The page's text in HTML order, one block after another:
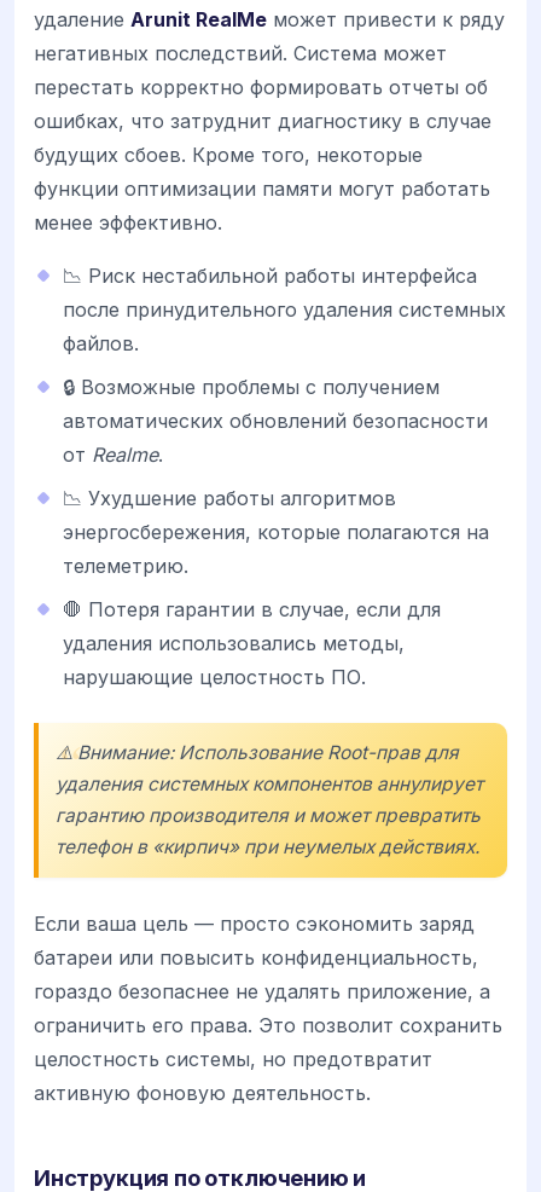
удаление Arunit RealMe может привести к ряду
негативных последствий. Система может
перестать корректно формировать отчеты об
ошибках, что затруднит диагностику в случае
будущих сбоев. Кроме того, некоторые
функции оптимизации памяти могут работать
менее эффективно.
📉 Риск нестабильной работы интерфейса
после принудительного удаления системных
файлов.
🔒 Возможные проблемы с получением
автоматических обновлений безопасности
от Realme.
📉 Ухудшение работы алгоритмов
энергосбережения, которые полагаются на
телеметрию.
🛑 Потеря гарантии в случае, если для
удаления использовались методы,
нарушающие целостность ПО.
⚠️ Внимание: Использование Root-прав для
удаления системных компонентов аннулирует
гарантию производителя и может превратить
телефон в «кирпич» при неумелых действиях.
Если ваша цель — просто сэкономить заряд
батареи или повысить конфиденциальность,
гораздо безопаснее не удалять приложение, а
ограничить его права. Это позволит сохранить
целостность системы, но предотвратит
активную фоновую деятельность.
Инструкция по отключению и